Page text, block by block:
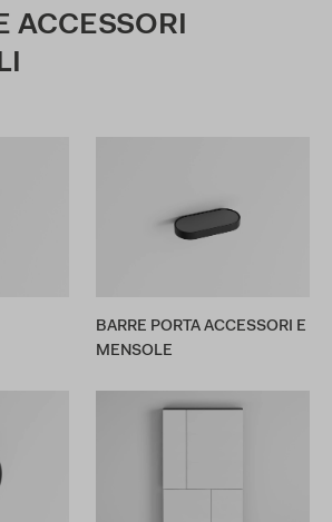
ACCESSORI
BARRE PORTA ACCESSORI E
MENSOLE